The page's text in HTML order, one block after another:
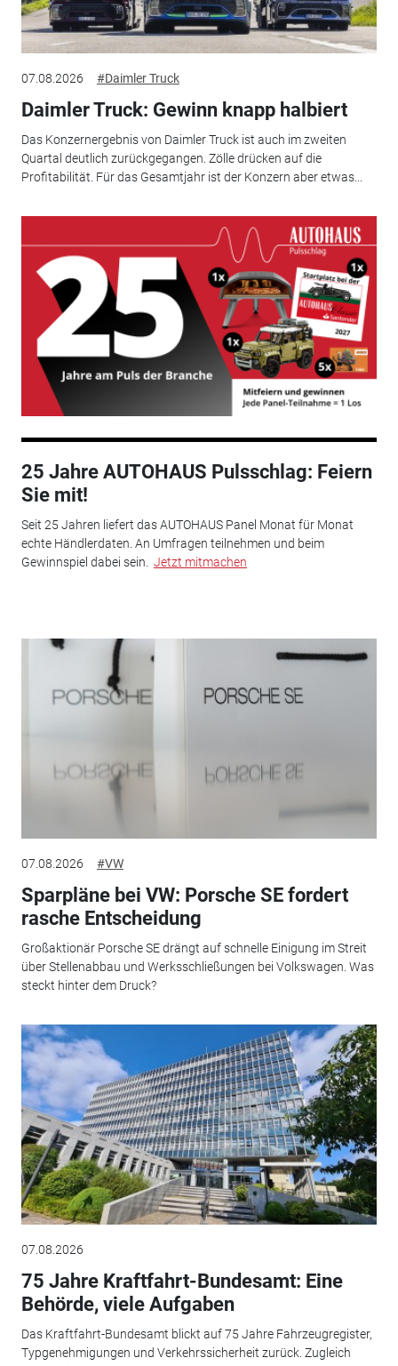
07.08.2026 #Daimler Truck
Daimler Truck: Gewinn knapp halbiert
Das Konzernergebnis von Daimler Truck ist auch im zweiten
Quartal deutlich zurückgegangen. Zölle drücken auf die
Profitabilität. Für das Gesamtjahr ist der Konzern aber etwas...
25 Jahre AUTOHAUS Pulsschlag: Feiern
Sie mit!
Seit 25 Jahren liefert das AUTOHAUS Panel Monat für Monat
echte Händlerdaten. An Umfragen teilnehmen und beim
Gewinnspiel dabei sein. Jetzt mitmachen
07.08.2026 #VW
Sparpläne bei VW: Porsche SE fordert
rasche Entscheidung
Großaktionär Porsche SE drängt auf schnelle Einigung im Streit
über Stellenabbau und Werksschließungen bei Volkswagen. Was
steckt hinter dem Druck?
07.08.2026
75 Jahre Kraftfahrt-Bundesamt: Eine
Behörde, viele Aufgaben
Das Kraftfahrt-Bundesamt blickt auf 75 Jahre Fahrzeugregister,
Typgenehmigungen und Verkehrssicherheit zurück. Zugleich